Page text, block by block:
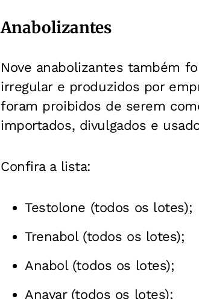
Anabolizantes
Nove anabolizantes também
irregular e produzidos por
foram proibidos de serem
importados, divulgados e
Confira a lista:
Testolone (todos os lotes);
Trenabol (todos os lotes);
Anabol (todos os lotes);
Anavar (todos os lotes);